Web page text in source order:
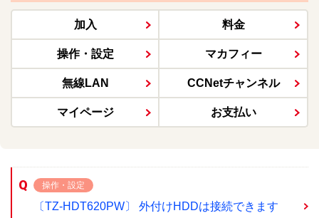
加入 料金
操作・設定 マカフィー
無線LAN CCNetチャンネル
マイページ お支払い
操作・設定
〔TZ-HDT620PW〕 外付けHDDは接続できます